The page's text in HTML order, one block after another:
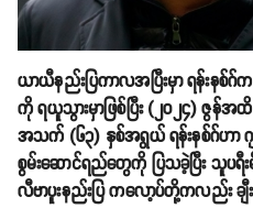
ယာယီနည်းပြကာလအပြီးမှာ ရန်းန
ကို ရယူသွားမှာဖြစ်ပြီး (၂၀၂၄) ဇွန်
အသက် (၆၃) နှစ်အရွယ် ရန်းနစ်ဂ်ဟာ ဂ
စွမ်းဆောင်ရည်တွေကို ပြသခဲ့ပြီး သူပ
လီဗာပူးနည်းပြ ကလော့ပ်တို့ကလည်း ချီး